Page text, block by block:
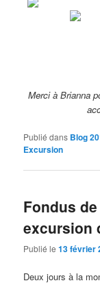
Merci à Brianna
Publié dans Blog
Excursion
Fondus
excursion
Publié le13 février
Deux jours à la